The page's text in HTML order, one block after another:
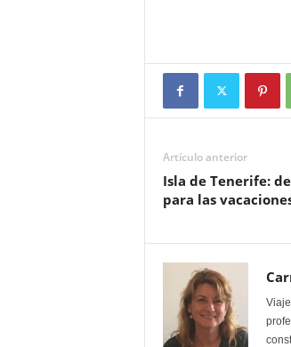
Artículo anterior
Isla de Tenerife:
para las